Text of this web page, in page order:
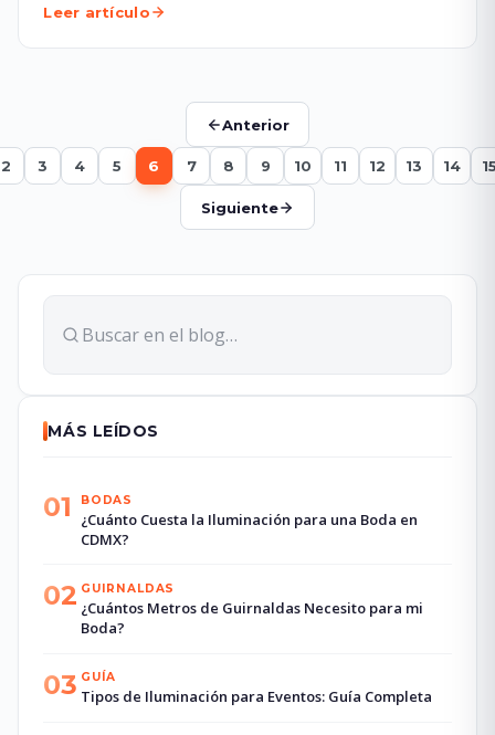
Leer artículo
Anterior
2 3 4 5 6 7 8 9 10 11 12 13 14
Siguiente
MÁS LEÍDOS
01 BODAS
¿Cuánto Cuesta la Iluminación para una Boda en
CDMX?
02 GUIRNALDAS
¿Cuántos Metros de Guirnaldas Necesito para mi
Boda?
03 GUÍA
Tipos de Iluminación para Eventos: Guía Completa